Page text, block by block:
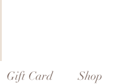
Gift Card Shop